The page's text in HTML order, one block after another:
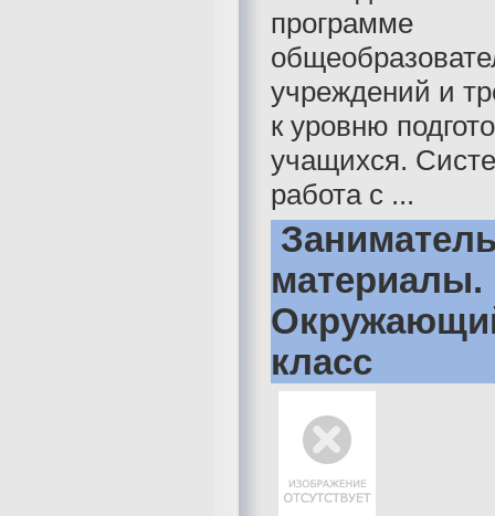
программе
учреждений и
к уровню
учащихся.
работа с ...
материалы.
класс